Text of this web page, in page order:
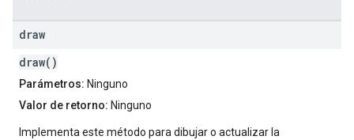
draw
draw()
Parámetros: Ninguno
Valor de retorno: Ninguno
Implementa este método para dibujar o actualizar la